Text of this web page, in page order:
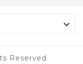

Reserved